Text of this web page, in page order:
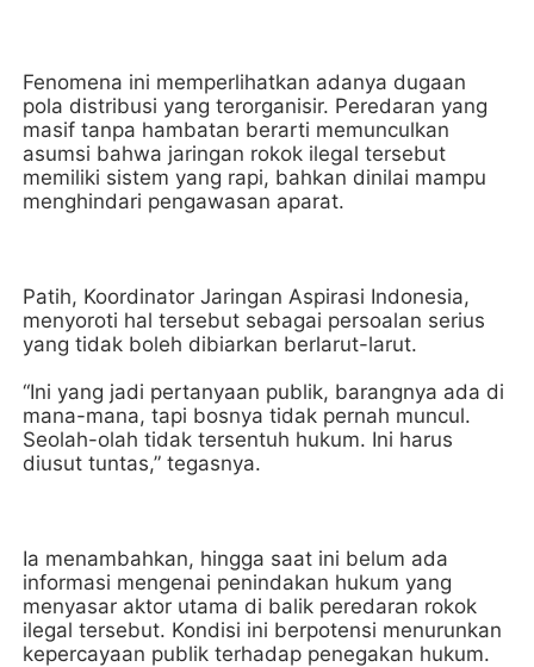
Fenomena ini memperlihatkan adanya dugaan
pola distribusi yang terorganisir. Peredaran yang
masif tanpa hambatan berarti memunculkan
asumsi bahwa jaringan rokok ilegal tersebut
memiliki sistem yang rapi, bahkan dinilai mampu
menghindari pengawasan aparat.
Patih, Koordinator Jaringan Aspirasi Indonesia,
menyoroti hal tersebut sebagai persoalan serius
yang tidak boleh dibiarkan berlarut-larut.
“Ini yang jadi pertanyaan publik, barangnya ada di
mana-mana, tapi bosnya tidak pernah muncul.
Seolah-olah tidak tersentuh hukum. Ini harus
diusut tuntas,” tegasnya.
Ia menambahkan, hingga saat ini belum ada
informasi mengenai penindakan hukum yang
menyasar aktor utama di balik peredaran rokok
ilegal tersebut. Kondisi ini berpotensi menurunkan
kepercayaan publik terhadap penegakan hukum.